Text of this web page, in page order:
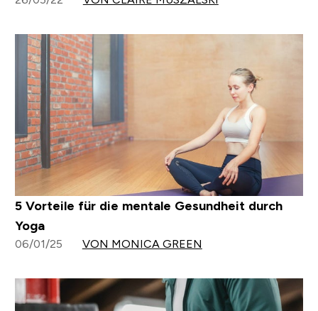
5 Vorteile für die mentale Gesundheit durch
Yoga
06/01/25 VON MONICA GREEN